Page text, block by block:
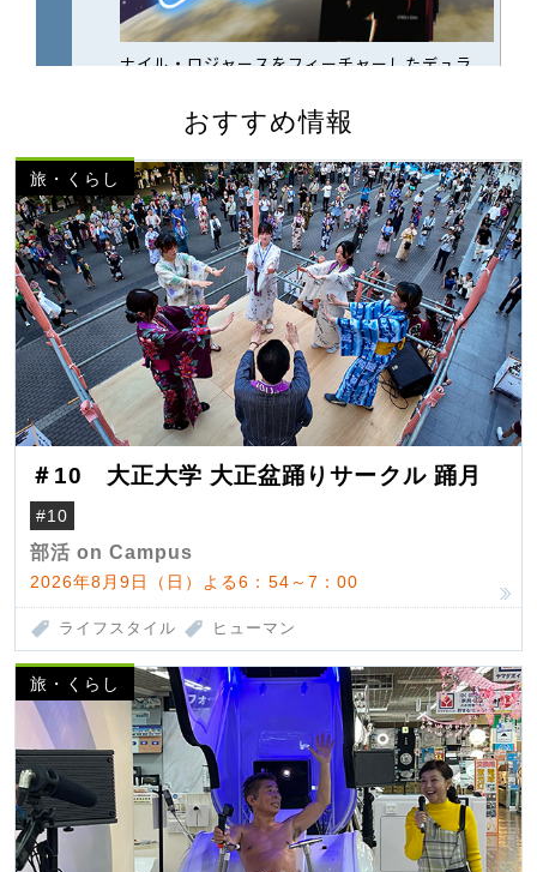
おすすめ情報
旅・くらし
＃10 大正大学 大正盆踊りサークル 踊月
#10
部活 on Campus
2026年8月9日（日）よる6：54～7：00
ライフスタイル ヒューマン
旅・くらし